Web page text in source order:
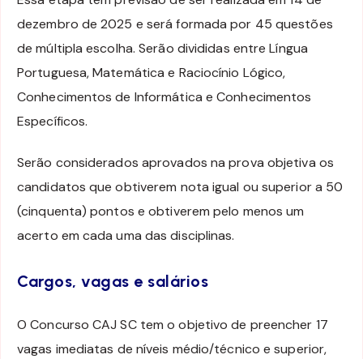
dezembro de 2025 e será formada por 45 questões
de múltipla escolha. Serão divididas entre Língua
Portuguesa, Matemática e Raciocínio Lógico,
Conhecimentos de Informática e Conhecimentos
Específicos.
Serão considerados aprovados na prova objetiva os
candidatos que obtiverem nota igual ou superior a 50
(cinquenta) pontos e obtiverem pelo menos um
acerto em cada uma das disciplinas.
Cargos, vagas e salários
O Concurso CAJ SC tem o objetivo de preencher 17
vagas imediatas de níveis médio/técnico e superior,